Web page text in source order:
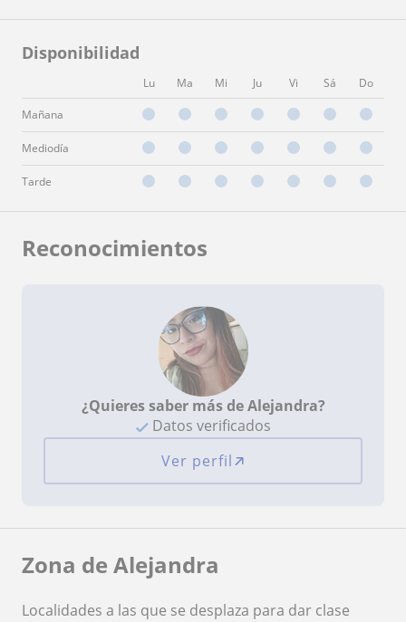
Disponibilidad
Lu Ma Mi Ju Vi Sá Do
Mañana
Mediodía
Tarde
Reconocimientos
¿Quieres saber más de Alejandra?
Datos verificados
Ver perfil
Zona de Alejandra
Localidades a las que se desplaza para dar clase